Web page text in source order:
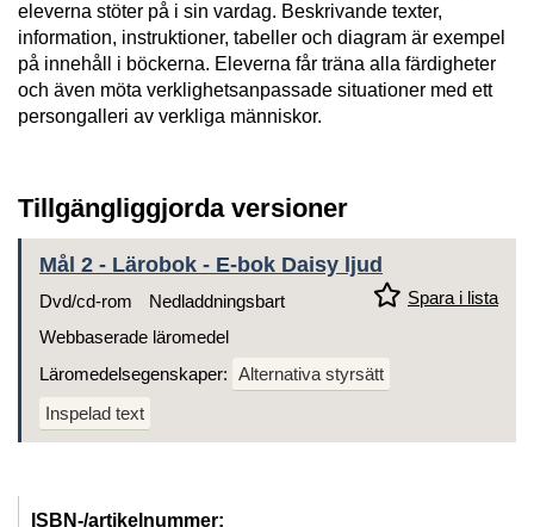
eleverna stöter på i sin vardag. Beskrivande texter,
information, instruktioner, tabeller och diagram är exempel
på innehåll i böckerna. Eleverna får träna alla färdigheter
och även möta verklighetsanpassade situationer med ett
persongalleri av verkliga människor.
Tillgängliggjorda versioner
Mål 2 - Lärobok - E-bok Daisy ljud
Spara i lista
Dvd/cd-rom
Nedladdningsbart
Webbaserade läromedel
Läromedelsegenskaper: Alternativa styrsätt
Inspelad text
ISBN-/artikelnummer: